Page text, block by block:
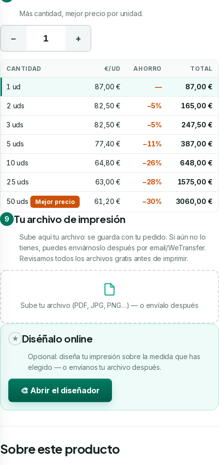
Más cantidad, mejor precio por unidad.
− +
CANTIDAD €/UD AHORRO TOTAL
1 ud 87,00 € — 87,00 €
2 uds 82,50 € −5% 165,00 €
3 uds 82,50 € −5% 247,50 €
5 uds 77,40 € −11% 387,00 €
10 uds 64,80 € −26% 648,00 €
25 uds 63,00 € −28% 1575,00 €
50 uds Mejor precio 61,20 € −30% 3060,00 €
9 Tu archivo de impresión
Sube aquí tu archivo: se guarda con tu pedido. Si aún no lo
tienes, puedes enviárnoslo después por email/WeTransfer.
Revisamos todos los archivos gratis antes de imprimir.
Sube tu archivo (PDF, JPG, PNG…) — o envíalo después
★ Diséñalo online
Opcional: diseña tu impresión sobre la medida que has
elegido — o envíanos tu archivo después.
🎨 Abrir el diseñador
Sobre este producto